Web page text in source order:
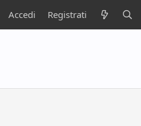
Accedi Registrati